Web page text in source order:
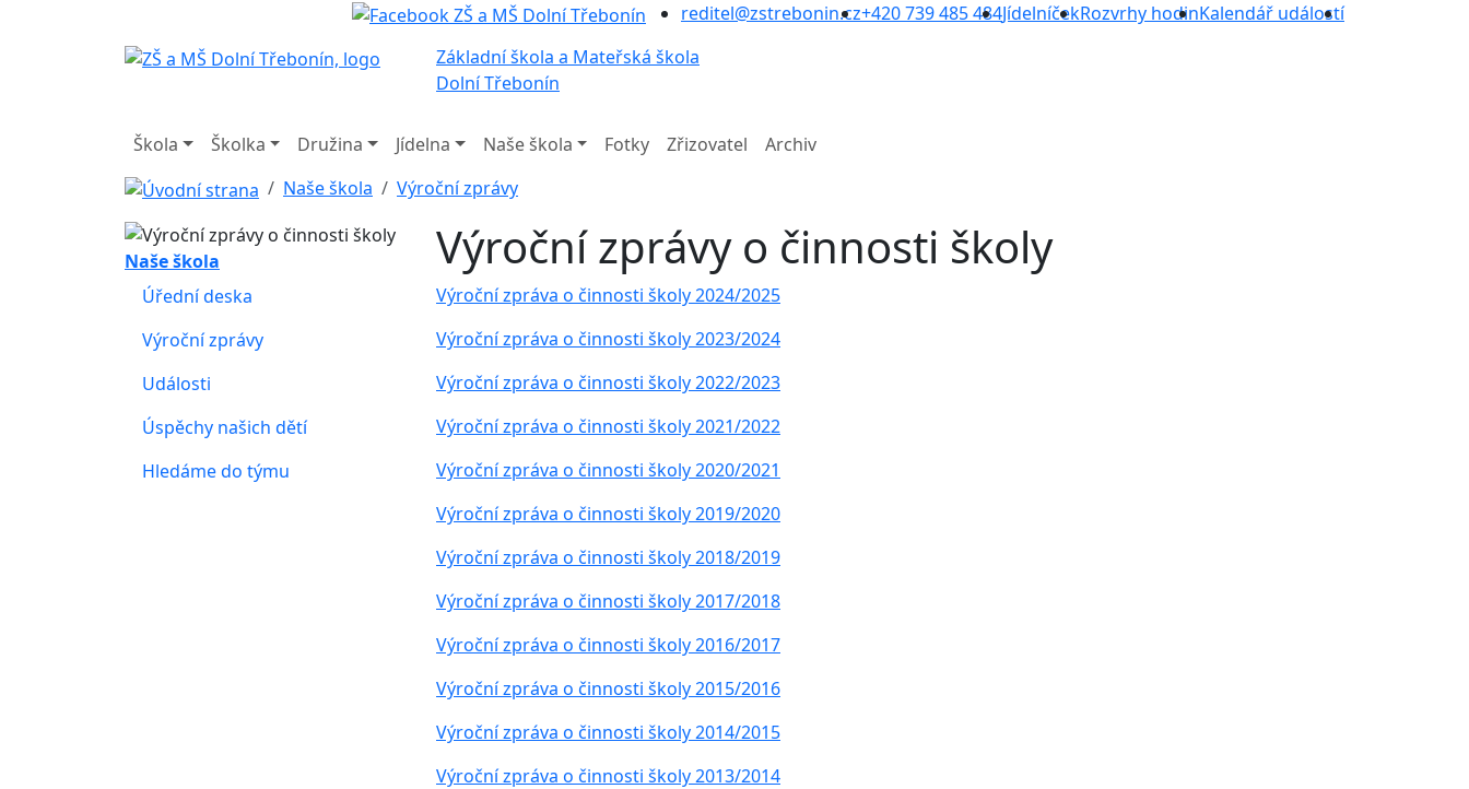
reditel@zstrebonin.cz+420 739 485 484JídelníčekRozvrhy hodinKalendář událostí
Základní škola a Mateřská škola
Dolní Třebonín
Škola Školka Družina Jídelna Naše škola Fotky Zřizovatel
Archiv
Naše škola
Výroční zprávy
Výroční zprávy o činnosti školy
Výroční zpráva o činnosti školy 2024/2025
Výroční zpráva o činnosti školy 2023/2024
Výroční zpráva o činnosti školy 2022/2023
Výroční zpráva o činnosti školy 2021/2022
Výroční zpráva o činnosti školy 2020/2021
Výroční zpráva o činnosti školy 2019/2020
Výroční zpráva o činnosti školy 2018/2019
Výroční zpráva o činnosti školy 2017/2018
Výroční zpráva o činnosti školy 2016/2017
Výroční zpráva o činnosti školy 2015/2016
Výroční zpráva o činnosti školy 2014/2015
Výroční zpráva o činnosti školy 2013/2014
Naše škola
Úřední deska
Výroční zprávy
Události
Úspěchy našich dětí
Hledáme do týmu